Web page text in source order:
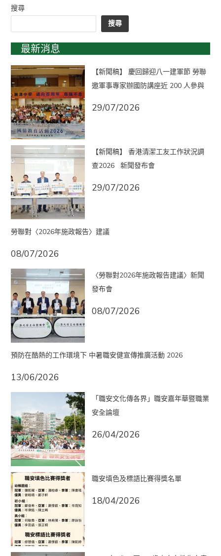
搜尋
搜尋
最新消息
【新聞稿】 慶回歸迎八一建軍節 勞聯
邀軍事專家辦國防講座近 200 人參與
29/07/2026
【新聞稿】 香港清潔工友工作狀況調
查2026 新聞發布會
29/07/2026
勞聯對〈2026年施政報告〉建議
08/07/2026
〈勞聯對2026年施政報告建議〉新聞
發布會
08/07/2026
預防在酷熱的工作環境下 中暑職安健宣傳推廣活動 2026
13/06/2026
「職安文化傳各界」職安嘉年華暨職業
安全論壇
26/04/2026
職安填色及標語比賽得獎名單
18/04/2026